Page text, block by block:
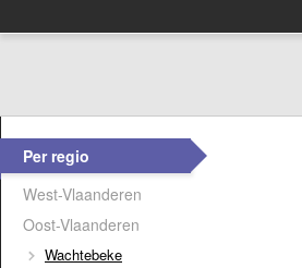
Per regio
West-Vlaanderen
Oost-Vlaanderen
Wachtebeke